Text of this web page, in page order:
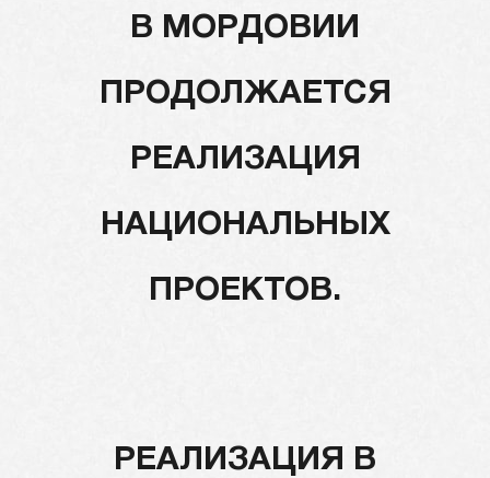
В МОРДОВИИ
ПРОДОЛЖАЕТСЯ
РЕАЛИЗАЦИЯ
НАЦИОНАЛЬНЫХ
ПРОЕКТОВ.
РЕАЛИЗАЦИЯ В